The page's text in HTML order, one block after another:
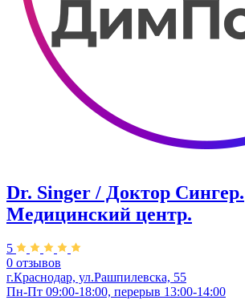
Dr. Singer / Доктор Сингер.
Медицинский центр.
5
0 отзывов
г.Краснодар, ул.Рашпилевска, 55
Пн-Пт 09:00-18:00, перерыв 13:00-14:00